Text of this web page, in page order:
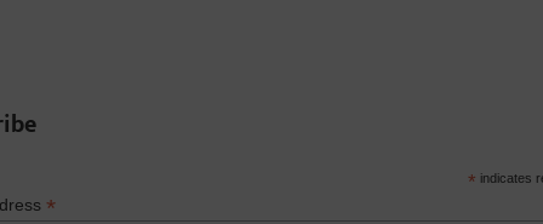
* indicates
*